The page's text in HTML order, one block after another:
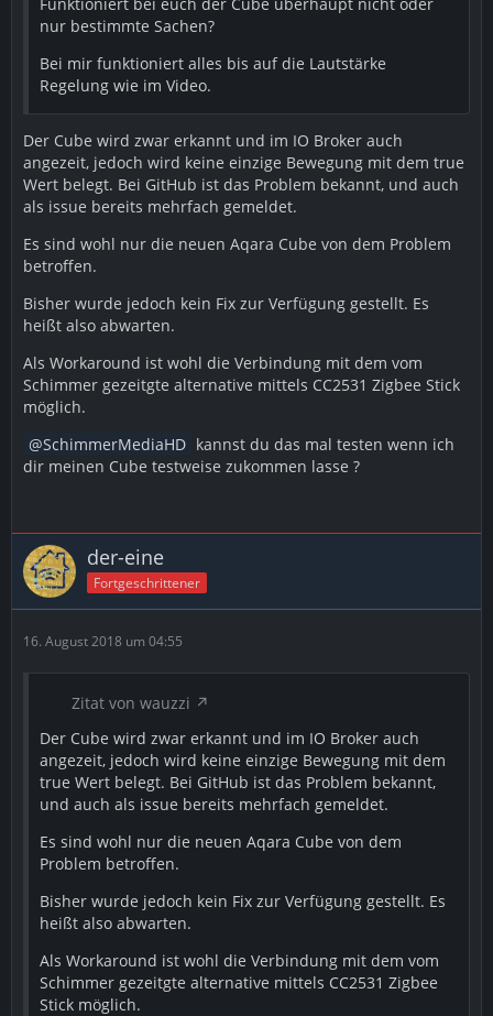
nur bestimmte Sachen?
Bei mir funktioniert alles bis auf die Lautstärke
Regelung wie im Video.
Der Cube wird zwar erkannt und im IO Broker auch
angezeit, jedoch wird keine einzige Bewegung mit dem true
Wert belegt. Bei GitHub ist das Problem bekannt, und auch
als issue bereits mehrfach gemeldet.
Es sind wohl nur die neuen Aqara Cube von dem Problem
betroffen.
Bisher wurde jedoch kein Fix zur Verfügung gestellt. Es
heißt also abwarten.
Als Workaround ist wohl die Verbindung mit dem vom
Schimmer gezeitgte alternative mittels CC2531 Zigbee Stick
möglich.
SchimmerMediaHD kannst du das mal testen wenn ich
dir meinen Cube testweise zukommen lasse ?
der-eine
Fortgeschrittener
16. August 2018 um 04:55
Zitat von wauzzi
Der Cube wird zwar erkannt und im IO Broker auch
angezeit, jedoch wird keine einzige Bewegung mit dem
true Wert belegt. Bei GitHub ist das Problem bekannt,
und auch als issue bereits mehrfach gemeldet.
Es sind wohl nur die neuen Aqara Cube von dem
Problem betroffen.
Bisher wurde jedoch kein Fix zur Verfügung gestellt. Es
heißt also abwarten.
Als Workaround ist wohl die Verbindung mit dem vom
Schimmer gezeitgte alternative mittels CC2531 Zigbee
Stick möglich.